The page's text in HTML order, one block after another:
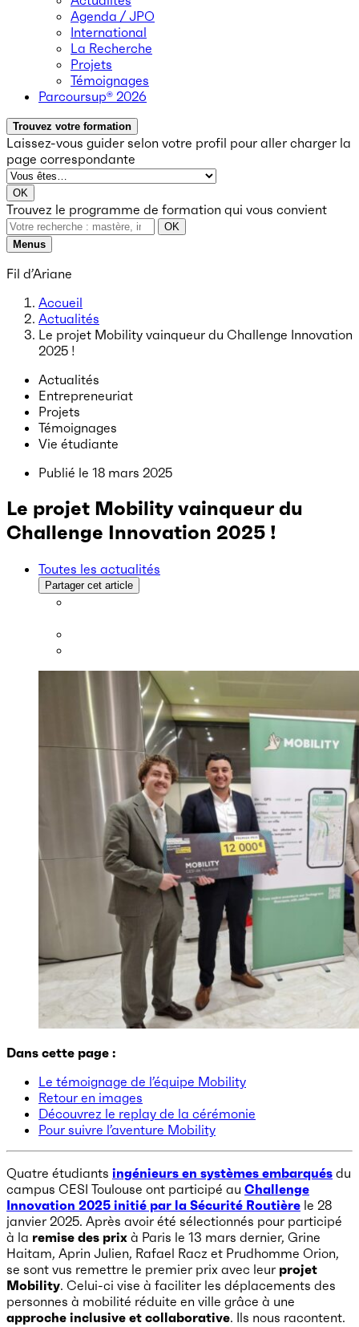
Agenda / JPO
International
La Recherche
Projets
Témoignages
Parcoursup® 2026
Trouvez votre formation
Laissez-vous guider selon votre profil pour aller charger la
page correspondante
OK
Trouvez le programme de formation qui vous convient
OK
Menus
Fil d’Ariane
Accueil
Actualités
Le projet Mobility vainqueur du Challenge Innovation
2025 !
Actualités
Entrepreneuriat
Projets
Témoignages
Vie étudiante
Publié le 18 mars 2025
Le projet Mobility vainqueur du
Challenge Innovation 2025 !
Toutes les actualités
Partager cet article
Dans cette page :
Le témoignage de l’équipe Mobility
Retour en images
Découvrez le replay de la cérémonie
Pour suivre l’aventure Mobility
Quatre étudiants ingénieurs en systèmes embarqués du
campus CESI Toulouse ont participé au Challenge
Innovation 2025 initié par la Sécurité Routière le 28
janvier 2025. Après avoir été sélectionnés pour participé
à la remise des prix à Paris le 13 mars dernier, Grine
Haitam, Aprin Julien, Rafael Racz et Prudhomme Orion,
se sont vus remettre le premier prix avec leur projet
Mobility. Celui-ci vise à faciliter les déplacements des
personnes à mobilité réduite en ville grâce à une
approche inclusive et collaborative. Ils nous racontent.